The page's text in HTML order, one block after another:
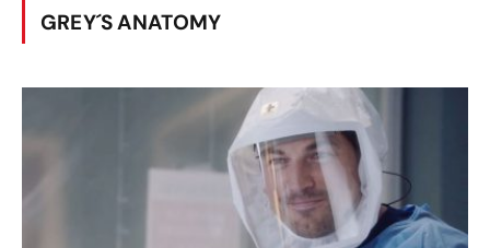
GREY´S ANATOMY